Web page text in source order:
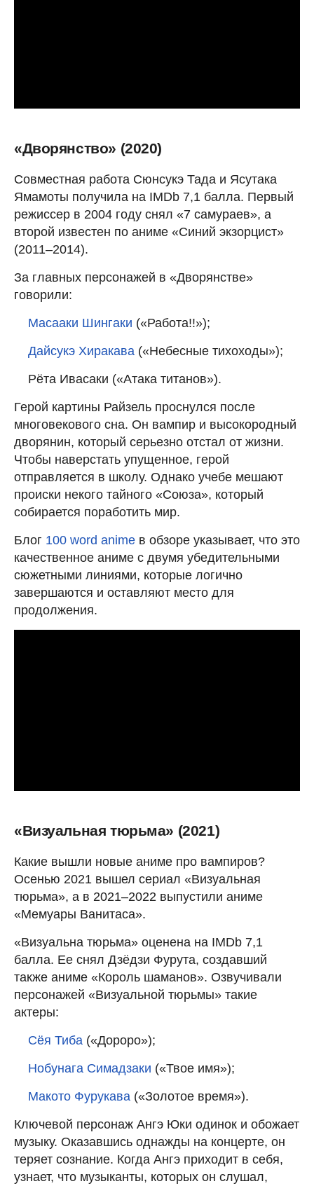
«Дворянство» (2020)
Совместная работа Сюнсукэ Тада и Ясутака
Ямамоты получила на IMDb 7,1 балла. Первый
режиссер в 2004 году снял «7 самураев», а
второй известен по аниме «Синий экзорцист»
(2011–2014).
За главных персонажей в «Дворянстве»
говорили:
Масааки Шингаки («Работа!!»);
Дайсукэ Хиракава («Небесные тихоходы»);
Рёта Ивасаки («Атака титанов»).
Герой картины Райзель проснулся после
многовекового сна. Он вампир и высокородный
дворянин, который серьезно отстал от жизни.
Чтобы наверстать упущенное, герой
отправляется в школу. Однако учебе мешают
происки некого тайного «Союза», который
собирается поработить мир.
Блог 100 word anime в обзоре указывает, что это
качественное аниме с двумя убедительными
сюжетными линиями, которые логично
завершаются и оставляют место для
продолжения.
«Визуальная тюрьма» (2021)
Какие вышли новые аниме про вампиров?
Осенью 2021 вышел сериал «Визуальная
тюрьма», а в 2021–2022 выпустили аниме
«Мемуары Ванитаса».
«Визуальна тюрьма» оценена на IMDb 7,1
балла. Ее снял Дзёдзи Фурута, создавший
также аниме «Король шаманов». Озвучивали
персонажей «Визуальной тюрьмы» такие
актеры:
Сёя Тиба («Дороро»);
Нобунага Симадзаки («Твое имя»);
Макото Фурукава («Золотое время»).
Ключевой персонаж Ангэ Юки одинок и обожает
музыку. Оказавшись однажды на концерте, он
теряет сознание. Когда Ангэ приходит в себя,
узнает, что музыканты, которых он слушал,